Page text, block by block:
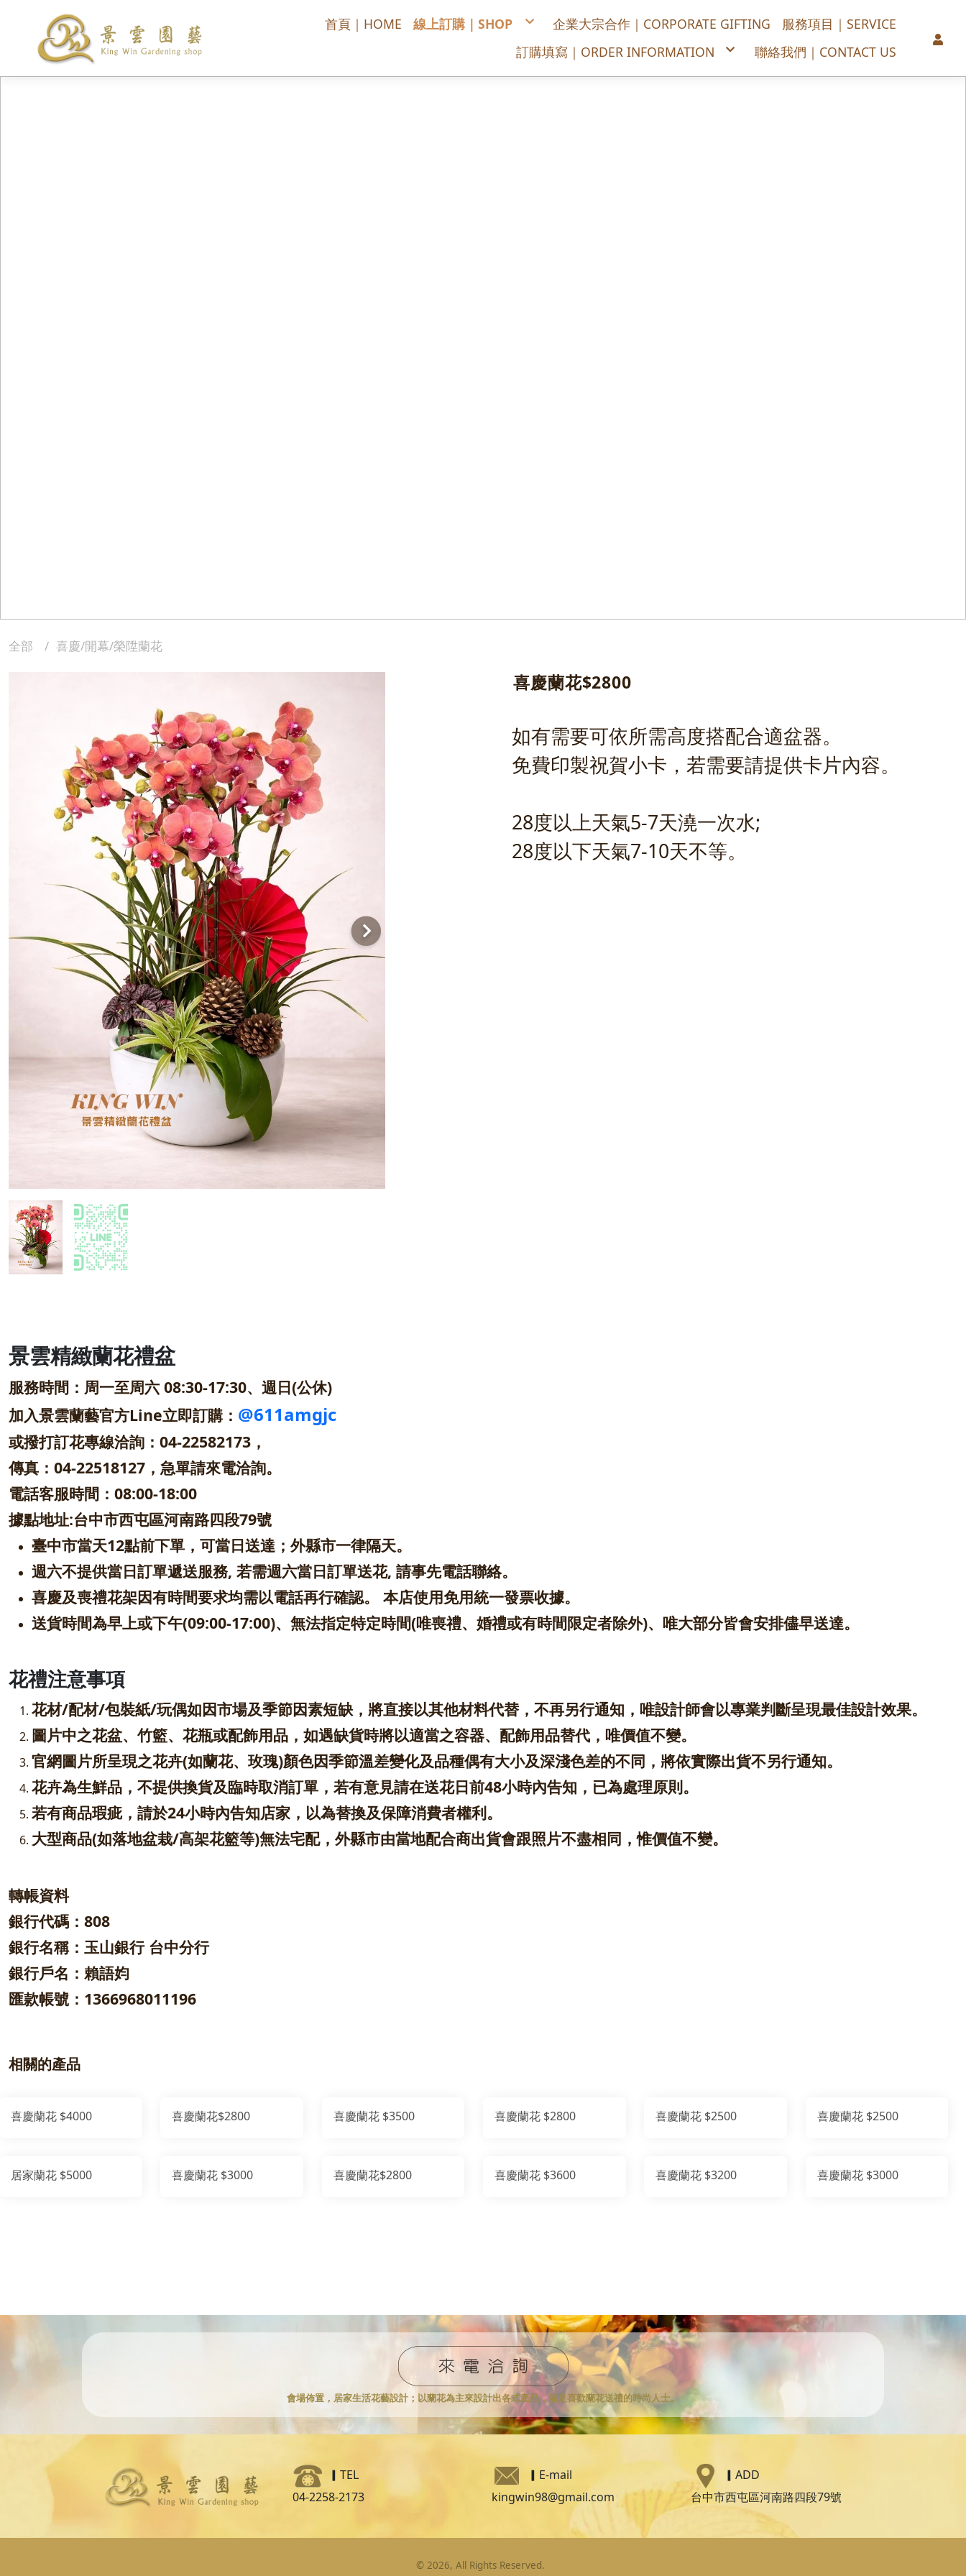
首頁｜HOME 線上訂購｜SHOP
公司居家擺設蘭花
企業大宗合作｜CORPORATE GIFTING
服務項目｜SERVICE
訂購填寫｜ORDER INFORMATION
聯絡我們｜CONTACT US
喜慶蘭花$2800
如有需要可依所需高度搭配合適盆器。
免費印製祝賀小卡，若需要請提供卡片內容。
28度以上天氣5-7天澆一次水;
28度以下天氣7-10天不等。
景雲精緻蘭花禮盆
服務時間：周一至周六 08:30-17:30、週日(公休)
加入景雲蘭藝官方Line立即訂購： @611amgjc
或撥打訂花專線洽詢：04-22582173，
傳真：04-22518127，急單請來電洽詢。
電話客服時間：08:00-18:00
據點地址:台中市西屯區河南路四段79號
臺中市當天12點前下單，可當日送達；外縣市一律隔天。
週六不提供當日訂單遞送服務, 若需週六當日訂單送花, 請事先電話聯絡。
喜慶及喪禮花架因有時間要求均需以電話再行確認。 本店使用免用統一發票收據。
送貨時間為早上或下午(09:00-17:00)、無法指定特定時間(唯喪禮、婚禮或有時間限定者除外)、唯大部分皆會安排儘早送達。
花禮注意事項
花材/配材/包裝紙/玩偶如因市場及季節因素短缺，將直接以其他材料代替，不再另行通知，唯設計師會以專業判斷呈現最佳設計效果。
圖片中之花盆、竹籃、花瓶或配飾用品，如遇缺貨時將以適當之容器、配飾用品替代，唯價值不變。
官網圖片所呈現之花卉(如蘭花、玫瑰)顏色因季節溫差變化及品種偶有大小及深淺色差的不同，將依實際出貨不另行通知。
花卉為生鮮品，不提供換貨及臨時取消訂單，若有意見請在送花日前48小時內告知，已為處理原則。
若有商品瑕疵，請於24小時內告知店家，以為替換及保障消費者權利。
大型商品(如落地盆栽/高架花籃等)無法宅配，外縣市由當地配合商出貨會跟照片不盡相同，惟價值不變。
轉帳資料
銀行代碼：808
銀行名稱：玉山銀行 台中分行
銀行戶名：賴語㚬
匯款帳號：1366968011196
相關的產品
喜慶蘭花 $4000 喜慶蘭花$2800 喜慶蘭花 $3500 喜慶蘭花 $2800 喜慶蘭花 $2500 喜慶蘭花 $2500
居家蘭花 $5000 喜慶蘭花 $3000 喜慶蘭花$2800 喜慶蘭花 $3600 喜慶蘭花 $3200 喜慶蘭花 $3000
全部 喜慶/開幕/榮陞蘭花
會場佈置，居家生活花藝設計； 以蘭花為主來設計出各式產品，滿足喜歡蘭花送禮的時尚人士。
▎TEL
04-2258-2173
▎ E-mail
kingwin98@gmail.com
▎ ADD
台中市西屯區河南路四段79號
© 2026, All Rights Reserved.